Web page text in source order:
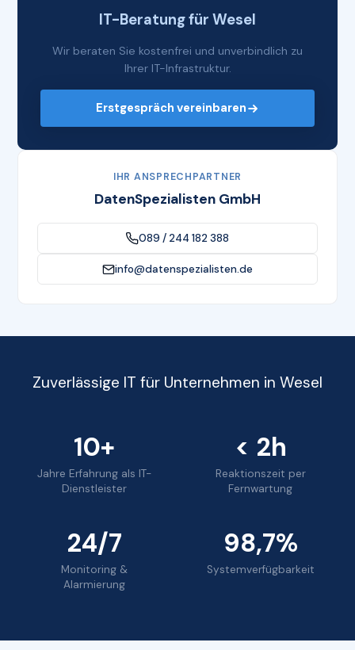
IT-Beratung für Wesel
Wir beraten Sie kostenfrei und unverbindlich zu
Ihrer IT-Infrastruktur.
Erstgespräch vereinbaren
IHR ANSPRECHPARTNER
DatenSpezialisten GmbH
089 / 244 182 388
info@datenspezialisten.de
Zuverlässige IT für Unternehmen in Wesel
10+
Jahre Erfahrung als IT-
Dienstleister
< 2h
Reaktionszeit per
Fernwartung
24/7
Monitoring &
Alarmierung
98,7%
Systemverfügbarkeit